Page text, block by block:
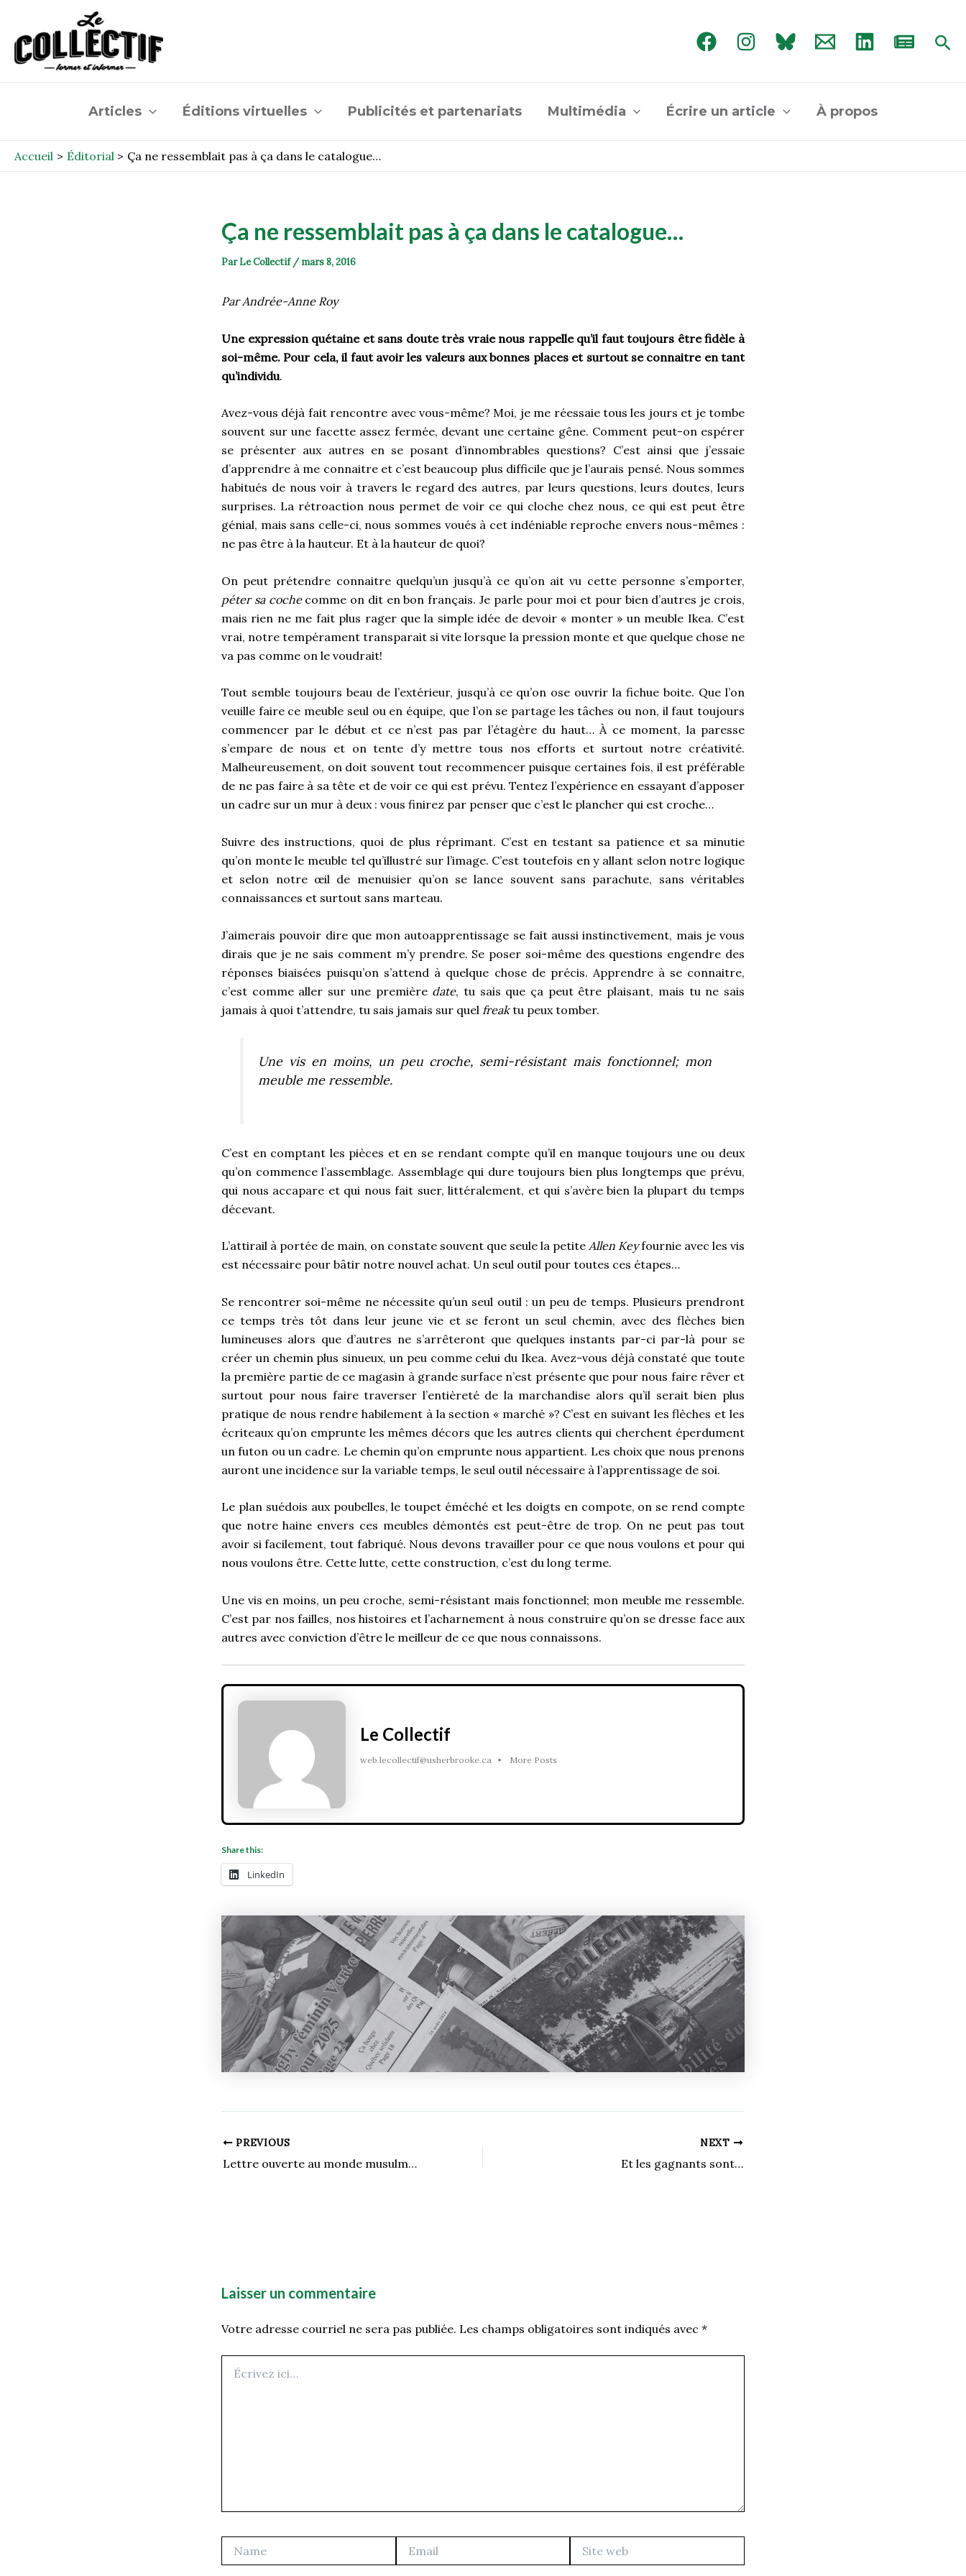
contenu
Articles Éditions virtuelles Publicités et partenariats Multimédia Écrire un article À propos
Accueil Éditorial Ça ne ressemblait pas à ça dans le catalogue…
Ça ne ressemblait pas à ça dans le catalogue…
ParLe Collectif / mars 8, 2016
Par Andrée-Anne Roy
Une expression quétaine et sans doute très vraie nous rappelle qu’il faut toujours être fidèle à
soi-même. Pour cela, il faut avoir les valeurs aux bonnes places et surtout se connaitre en tant
qu’individu.
Avez-vous déjà fait rencontre avec vous-même? Moi, je me réessaie tous les jours et je tombe
souvent sur une facette assez fermée, devant une certaine gêne. Comment peut-on espérer
se présenter aux autres en se posant d’innombrables questions? C’est ainsi que j’essaie
d’apprendre à me connaitre et c’est beaucoup plus difficile que je l’aurais pensé. Nous sommes
habitués de nous voir à travers le regard des autres, par leurs questions, leurs doutes, leurs
surprises. La rétroaction nous permet de voir ce qui cloche chez nous, ce qui est peut être
génial, mais sans celle-ci, nous sommes voués à cet indéniable reproche envers nous-mêmes :
ne pas être à la hauteur. Et à la hauteur de quoi?
On peut prétendre connaitre quelqu’un jusqu’à ce qu’on ait vu cette personne s’emporter,
péter sa cochecomme on dit en bon français. Je parle pour moi et pour bien d’autres je crois,
mais rien ne me fait plus rager que la simple idée de devoir « monter » un meuble Ikea. C’est
vrai, notre tempérament transparait si vite lorsque la pression monte et que quelque chose ne
va pas comme on le voudrait!
Tout semble toujours beau de l’extérieur, jusqu’à ce qu’on ose ouvrir la fichue boite. Que l’on
veuille faire ce meuble seul ou en équipe, que l’on se partage les tâches ou non, il faut toujours
commencer par le début et ce n’est pas par l’étagère du haut… À ce moment, la paresse
s’empare de nous et on tente d’y mettre tous nos efforts et surtout notre créativité.
Malheureusement, on doit souvent tout recommencer puisque certaines fois, il est préférable
de ne pas faire à sa tête et de voir ce qui est prévu. Tentez l’expérience en essayant d’apposer
un cadre sur un mur à deux : vous finirez par penser que c’est le plancher qui est croche…
Suivre des instructions, quoi de plus réprimant. C’est en testant sa patience et sa minutie
qu’on monte le meuble tel qu’illustré sur l’image. C’est toutefois en y allant selon notre logique
et selon notre œil de menuisier qu’on se lance souvent sans parachute, sans véritables
connaissances et surtout sans marteau.
J’aimerais pouvoir dire que mon autoapprentissage se fait aussi instinctivement, mais je vous
dirais que je ne sais comment m’y prendre. Se poser soi-même des questions engendre des
réponses biaisées puisqu’on s’attend à quelque chose de précis. Apprendre à se connaitre,
c’est comme aller sur une première date, tu sais que ça peut être plaisant, mais tu ne sais
jamais à quoi t’attendre, tu sais jamais sur quel freaktu peux tomber.
Une vis en moins, un peu croche, semi-résistant mais fonctionnel; mon
meuble me ressemble.
C’est en comptant les pièces et en se rendant compte qu’il en manque toujours une ou deux
qu’on commence l’assemblage. Assemblage qui dure toujours bien plus longtemps que prévu,
qui nous accapare et qui nous fait suer, littéralement, et qui s’avère bien la plupart du temps
décevant.
L’attirail à portée de main, on constate souvent que seule la petite Allen Keyfournie avec les vis
est nécessaire pour bâtir notre nouvel achat. Un seul outil pour toutes ces étapes…
Se rencontrer soi-même ne nécessite qu’un seul outil : un peu de temps. Plusieurs prendront
ce temps très tôt dans leur jeune vie et se feront un seul chemin, avec des flèches bien
lumineuses alors que d’autres ne s’arrêteront que quelques instants par-ci par-là pour se
créer un chemin plus sinueux, un peu comme celui du Ikea. Avez-vous déjà constaté que toute
la première partie de ce magasin à grande surface n’est présente que pour nous faire rêver et
surtout pour nous faire traverser l’entièreté de la marchandise alors qu’il serait bien plus
pratique de nous rendre habilement à la section « marché »? C’est en suivant les flèches et les
écriteaux qu’on emprunte les mêmes décors que les autres clients qui cherchent éperdument
un futon ou un cadre. Le chemin qu’on emprunte nous appartient. Les choix que nous prenons
auront une incidence sur la variable temps, le seul outil nécessaire à l’apprentissage de soi.
Le plan suédois aux poubelles, le toupet éméché et les doigts en compote, on se rend compte
que notre haine envers ces meubles démontés est peut-être de trop. On ne peut pas tout
avoir si facilement, tout fabriqué. Nous devons travailler pour ce que nous voulons et pour qui
nous voulons être. Cette lutte, cette construction, c’est du long terme.
Une vis en moins, un peu croche, semi-résistant mais fonctionnel; mon meuble me ressemble.
C’est par nos failles, nos histoires et l’acharnement à nous construire qu’on se dresse face aux
autres avec conviction d’être le meilleur de ce que nous connaissons.
Le Collectif
web.lecollectif@usherbrooke.ca • More Posts
Share this:
LinkedIn
PREVIOUS
Lettre ouverte au monde musulman
NEXT
Et les gagnants sont…
Laisser un commentaire
Votre adresse courriel ne sera pas publiée. Les champs obligatoires sont indiqués avec *
ici…
web